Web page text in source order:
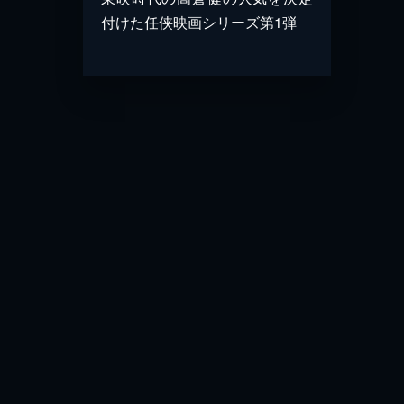
付けた任侠映画シリーズ第1弾